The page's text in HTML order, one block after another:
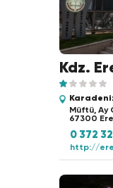
Kdz.
Müftü, Ay
67300
0 372
http://